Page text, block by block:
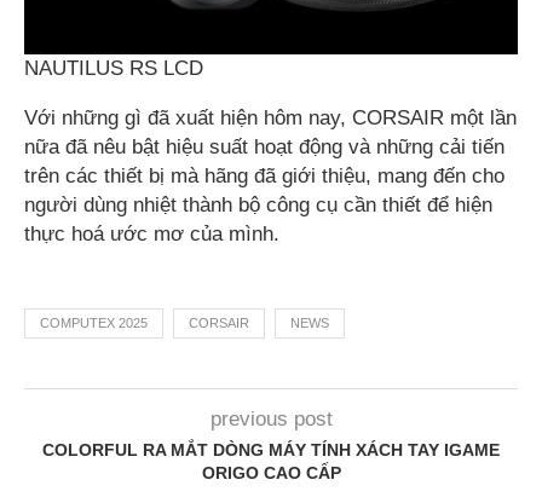
NAUTILUS RS LCD
Với những gì đã xuất hiện hôm nay, CORSAIR một lần
nữa đã nêu bật hiệu suất hoạt động và những cải tiến
trên các thiết bị mà hãng đã giới thiệu, mang đến cho
người dùng nhiệt thành bộ công cụ cần thiết để hiện
thực hoá ước mơ của mình.
COMPUTEX 2025 CORSAIR NEWS
previous post
COLORFUL RA MẮT DÒNG MÁY TÍNH XÁCH TAY IGAME
ORIGO CAO CẤP